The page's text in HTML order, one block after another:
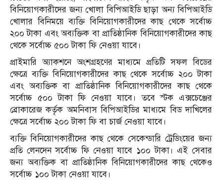
বিনিয়োগকারীদের জন্য খোলা বিপিআইডি ছাড়া অন্য বিপিআইডি
খোলার বিনিময়ে ব্যক্তি বিনিয়োগকারীদের কাছ থেকে সর্বোচ্চ
২০০ টাকা এবং অব্যক্তিক বা প্রাতিষ্ঠানিক বিনিয়োগকারীদের কাছ
থেকে সর্বোচ্চ ৫০০ টাকা ফি নেওয়া যাবে।
প্রাইমারি অ্যাকশনে অংশগ্রহণের মাধ্যমে প্রতিটি সফল বিডের
ক্ষেত্রে ব্যক্তি বিনিয়োগকারীদের কাছ থেকে সর্বোচ্চ ২০০ টাকা
এবং অব্যক্তিক বা প্রাতিষ্ঠানিক বিনিয়োগকারীদের কাছ থেকে
সর্বোচ্চ ৫০০ টাকা ফি নেওয়া যাবে। তবে স্টক এক্সচেঞ্জের
ব্রোকারেজ কর্তৃক অমনিবাস বিপিআইডির মাধ্যমে বিড দাখিলের
ক্ষেত্রে সর্বোচ্চ ২০০ টাকা ফি বা চার্জ নেওয়া যাবে।
ব্যক্তি বিনিয়োগকারীদের কাছ থেকে সেকেন্ডারি ট্রেডিংয়ের জন্য
প্রতি লেনদেন সর্বোচ্চ ফি নেওয়া যাবে ১০০ টাকা। এই সেবার
জন্য অব্যক্তিক বা প্রাতিষ্ঠানিক বিনিয়োগকারীদের কাছ থেকেও
সর্বোচ্চ ১০০ টাকা নেওয়া যাবে।